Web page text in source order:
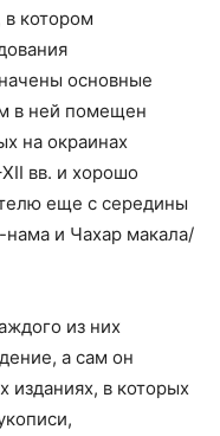
котором
основные
в ней помещен
на окраинах
вв. и хорошо
еще с середины
и Чахар макала/
из них
а сам он
изданиях, в которых